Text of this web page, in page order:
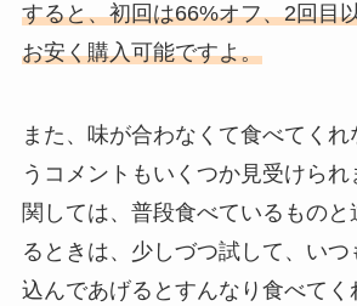
すると、初回は66%オフ、2回目
お安く購入可能ですよ。
また、味が合わなくて食べてく
うコメントもいくつか見受けら
関しては、普段食べているものと
るときは、少しづつ試して、い
込んであげるとすんなり食べてく